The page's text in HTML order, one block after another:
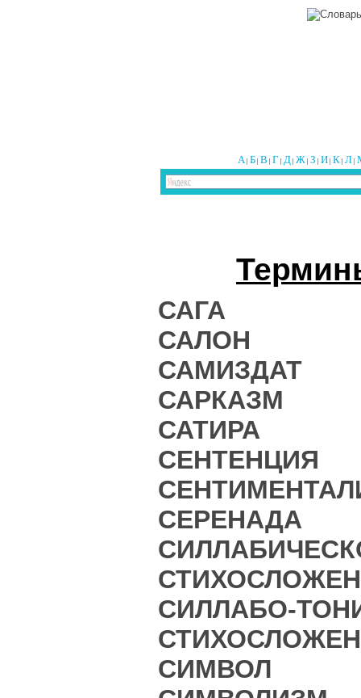
А| Б В Г Д Ж З И К Л
САГА
САЛОН
САМИЗДАТ
САРКАЗМ
САТИРА
СЕНТЕНЦИЯ
СЕРЕНАДА
СИЛЛАБО-
СИМВОЛ